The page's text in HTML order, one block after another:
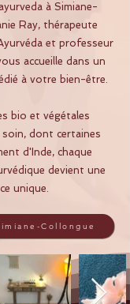
à Simiane-
Ray, thérapeute
et professeur
accueille dans un
à votre bien-être.
bio et végétales
soin, dont certaines
d'Inde, chaque
devient une
unique.
Collongue